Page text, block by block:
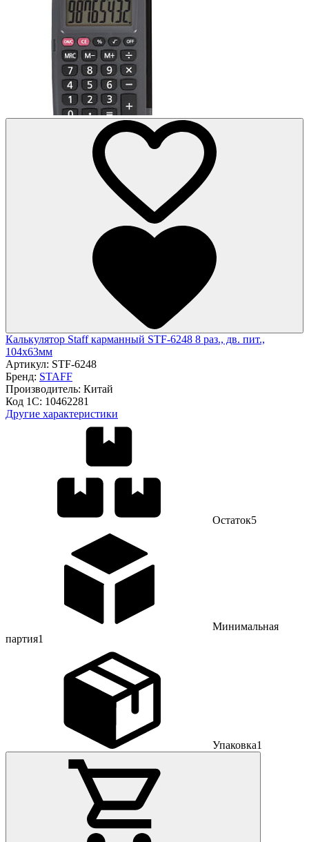
Калькулятор Staff карманный STF-6248 8 раз., дв. пит.,
104х63мм
Артикул: STF-6248
Бренд: STAFF
Производитель: Китай
Код 1С: 10462281
Другие характеристики
Остаток5
Минимальная
партия1
Упаковка1